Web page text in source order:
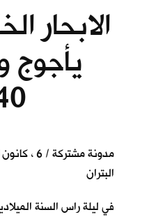
الابحار
يأجوج
البتران